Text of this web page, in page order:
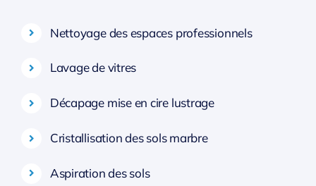
Nettoyage des espaces professionnels
Lavage de vitres
Décapage mise en cire lustrage
Cristallisation des sols marbre
Aspiration des sols